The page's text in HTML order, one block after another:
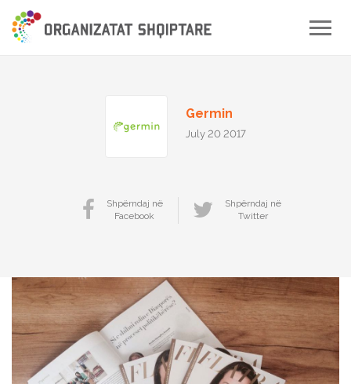
Toggle
Germin
July 20 2017
Shpërndaj në
Facebook
Shpërndaj në
Twitter